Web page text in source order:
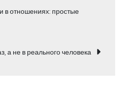
в отношениях: простые
а не в реального человека